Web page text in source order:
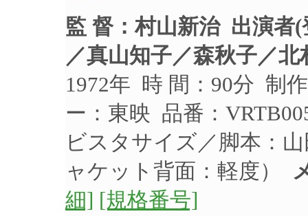
監 督：村山新治 出演者
／真山知子／森秋子／
1972年 時 間：90分 制
ー：東映 品番：
ビスタサイズ／脚本：
ャケット背面：軽度）
細] [規格番号]